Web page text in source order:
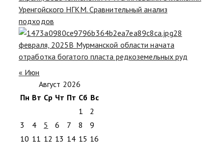
Уренгойского НГКМ. Сравнительный анализ
подходов
28
февраля, 2025В Мурманской области начата
отработка богатого пласта редкоземельных руд
« Июн
Август 2026
Пн Вт Ср Чт Пт Сб Вс
1
2
3
4 5 6 7 8
9
10 11 12 13 14 15 16